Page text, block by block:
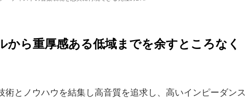
から重厚感ある低域までを余すところなく
とノウハウを結集し高音質を追求し、高いインピーダンス